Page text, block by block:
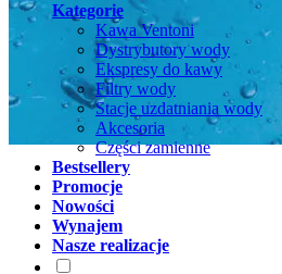
Kategorie
Kawa Ventoni
Dystrybutory wody
Ekspresy do kawy
Filtry wody
Stacje uzdatniania wody
Akcesoria
Części zamienne
Bestsellery
Promocje
Nowości
Wynajem
Nasze realizacje